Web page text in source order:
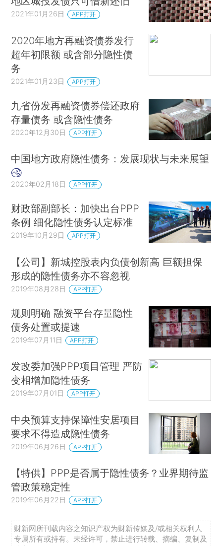
2021年01月26日 APP打开
2020年地方再融资债券发行
超年初限额 或含部分隐性债
务
2021年01月23日 APP打开
九省份发再融资债券偿还政府
存量债务 或含隐性债务
2020年12月30日 APP打开
中国地方政府隐性债务：发展现状与未来展望
2020年02月18日 APP打开
财政部副部长：加快出台PPP
条例 细化隐性债务认定标准
2019年10月29日 APP打开
【公司】新城控股表内负债创新高 巨额担保
形成的隐性债务亦不容忽视
2019年08月28日 APP打开
规则明确 融资平台存量隐性
债务处置或提速
2019年07月11日 APP打开
发改委加强PPP项目管理 严防
变相增加隐性债务
2019年07月01日 APP打开
中央预算支持保障性安居项目
要求不得造成隐性债务
2019年06月26日 APP打开
【特供】PPP是否属于隐性债务？业界期待监
管政策稳定性
2019年06月22日 APP打开
财新网所刊载内容之知识产权为财新传媒及/或相关权利人
专属所有或持有。未经许可，禁止进行转载、摘编、复制及